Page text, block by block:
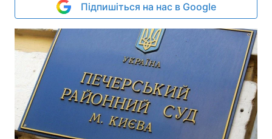
Підпишіться на нас в Google